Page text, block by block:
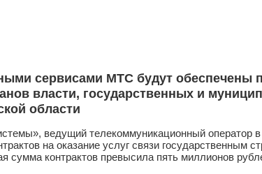
сервисами МТС будут обеспечены
власти, государственных и
области
ведущий телекоммуникационный оператор в
на оказание услуг связи государственным
сумма контрактов превысила пять миллионов